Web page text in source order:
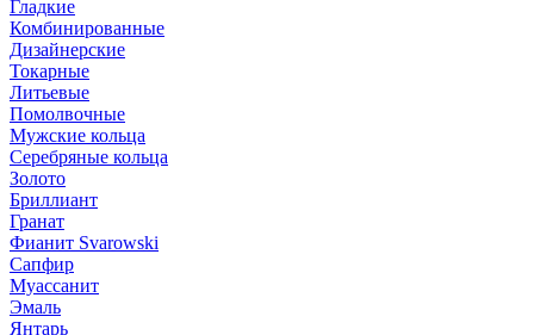
Гладкие
Комбинированные
Дизайнерские
Токарные
Литьевые
Помолвочные
Мужские кольца
Серебряные кольца
Золото
Бриллиант
Гранат
Фианит Svarowski
Сапфир
Муассанит
Эмаль
Янтарь